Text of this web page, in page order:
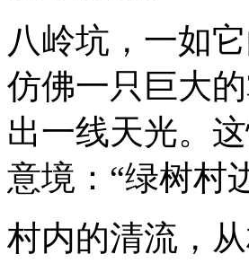
八岭坑，一如
仿佛一只巨大
出一线天光。
意境：“绿树村
村内的清流，